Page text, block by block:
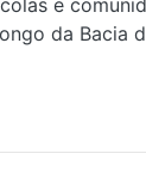
e
da Bacia